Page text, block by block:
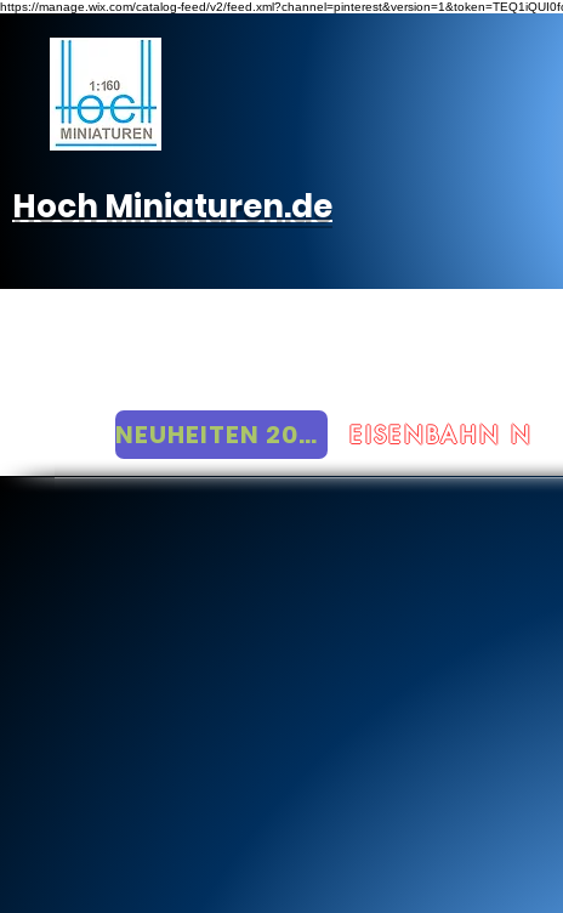
https://manage.wix.com/catalog-feed/v2/
Hoch Miniaturen.de
NEUHEITEN 2026
EISENBAHN N